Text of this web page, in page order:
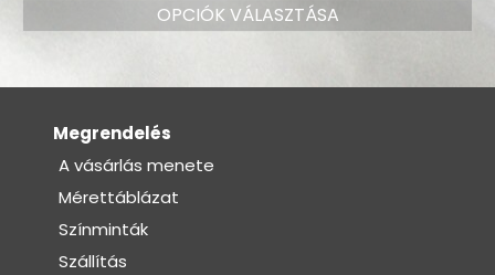
OPCIÓK VÁLASZTÁSA
Megrendelés
A vásárlás menete
Mérettáblázat
Színminták
Szállítás